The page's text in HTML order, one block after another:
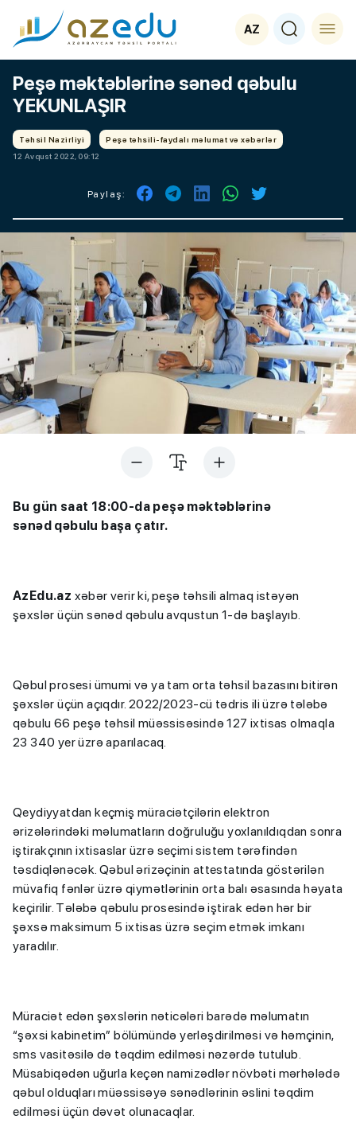
AZ
Peşə məktəblərinə sənəd qəbulu
YEKUNLAŞIR
Təhsil Nazirliyi
Peşə təhsili-faydalı məlumat və xəbərlər
12 Avqust 2022, 09:12
Paylaş:
Bu gün saat 18:00-da peşə məktəblərinə
sənəd qəbulu başa çatır.
AzEdu.az xəbər verir ki, peşə təhsili almaq istəyən
şəxslər üçün sənəd qəbulu avqustun 1-də başlayıb.
Qəbul prosesi ümumi və ya tam orta təhsil bazasını bitirən
şəxslər üçün açıqdır. 2022/2023-cü tədris ili üzrə tələbə
qəbulu 66 peşə təhsil müəssisəsində 127 ixtisas olmaqla
23 340 yer üzrə aparılacaq.
Qeydiyyatdan keçmiş müraciətçilərin elektron
ərizələrindəki məlumatların doğruluğu yoxlanıldıqdan sonra
iştirakçının ixtisaslar üzrə seçimi sistem tərəfindən
təsdiqlənəcək. Qəbul ərizəçinin attestatında göstərilən
müvafiq fənlər üzrə qiymətlərinin orta balı əsasında həyata
keçirilir. Tələbə qəbulu prosesində iştirak edən hər bir
şəxsə maksimum 5 ixtisas üzrə seçim etmək imkanı
yaradılır.
Müraciət edən şəxslərin nəticələri barədə məlumatın
“şəxsi kabinetim” bölümündə yerləşdirilməsi və həmçinin,
sms vasitəsilə də təqdim edilməsi nəzərdə tutulub.
Müsabiqədən uğurla keçən namizədlər növbəti mərhələdə
qəbul olduqları müəssisəyə sənədlərinin əslini təqdim
edilməsi üçün dəvət olunacaqlar.